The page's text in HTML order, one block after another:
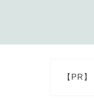
【PR】